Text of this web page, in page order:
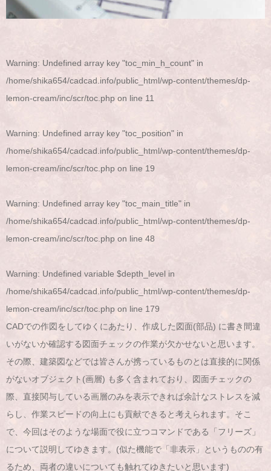
Warning: Undefined array key "toc_min_h_count" in
/home/shika654/cadcad.info/public_html/wp-content/themes/dp-
lemon-cream/inc/scr/toc.php on line 11
Warning: Undefined array key "toc_position" in
/home/shika654/cadcad.info/public_html/wp-content/themes/dp-
lemon-cream/inc/scr/toc.php on line 19
Warning: Undefined array key "toc_main_title" in
/home/shika654/cadcad.info/public_html/wp-content/themes/dp-
lemon-cream/inc/scr/toc.php on line 48
Warning: Undefined variable $depth_level in
/home/shika654/cadcad.info/public_html/wp-content/themes/dp-
lemon-cream/inc/scr/toc.php on line 179
CADでの作図をしてゆくにあたり、作成した図面(部品) に書き間違
いがないか確認する図面チェックの作業が欠かせないと思います。
その際、建築図などでは皆さんが携っているものとは直接的に関係
がないオブジェクト(画層) も多く含まれており、図面チェックの
際、直接関与している画層のみを表示できれば余計なストレスを減
らし、作業スピードの向上にも貢献できると考えられます。そこ
で、今回はそのような場面で役に立つコマンドである「フリーズ」
について説明してゆきます。(似た機能で「非表示」というものの有
るため、両者の違いについても触れてゆきたいと思います)